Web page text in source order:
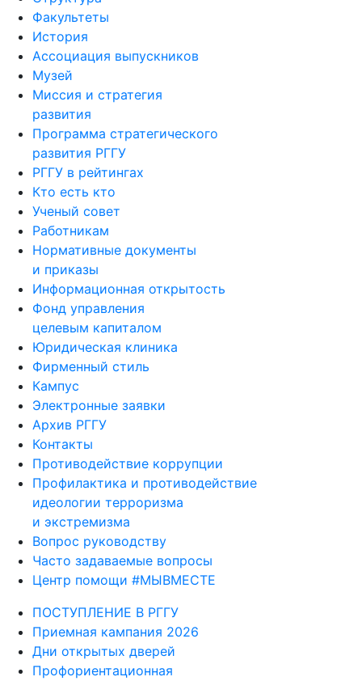
Факультеты
История
Ассоциация выпускников
Музей
Миссия и стратегия
развития
Программа стратегического
развития РГГУ
РГГУ в рейтингах
Кто есть кто
Ученый совет
Работникам
Нормативные документы
и приказы
Информационная открытость
Фонд управления
целевым капиталом
Юридическая клиника
Фирменный стиль
Кампус
Электронные заявки
Архив РГГУ
Контакты
Противодействие коррупции
Профилактика и противодействие
идеологии терроризма
и экстремизма
Вопрос руководству
Часто задаваемые вопросы
Центр помощи #МЫВМЕСТЕ
ПОСТУПЛЕНИЕ В РГГУ
Приемная кампания 2026
Дни открытых дверей
Профориентационная